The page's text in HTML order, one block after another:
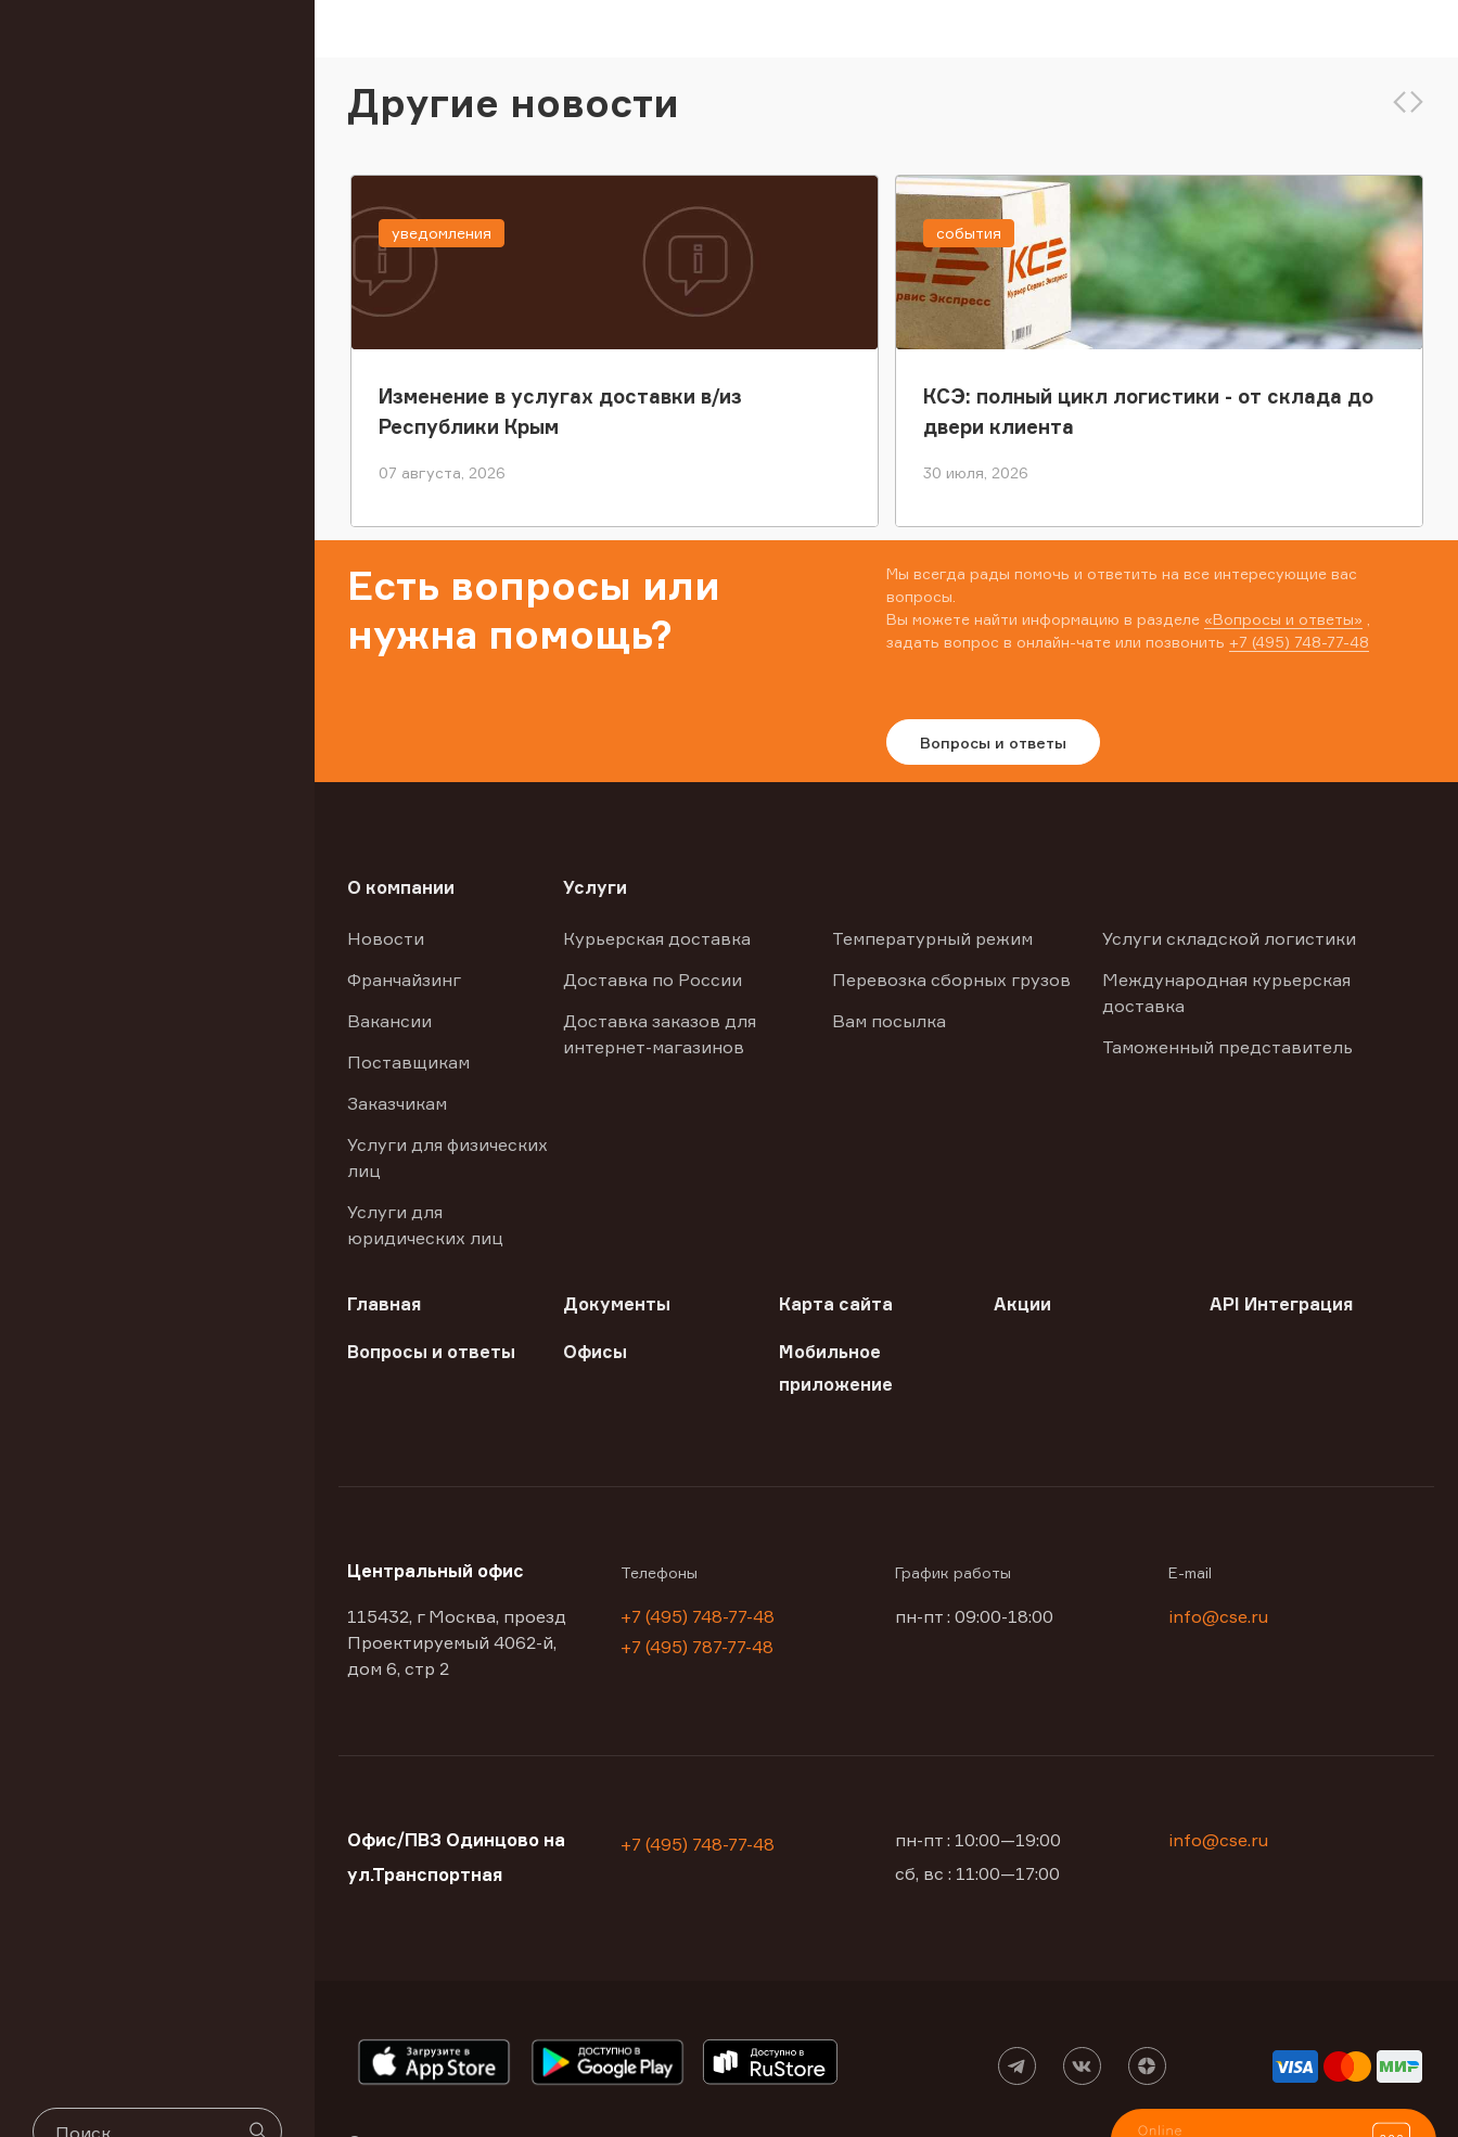
Другие новости
Изменение в услугах доставки в/из
Республики Крым
07 августа, 2026
уведомления
КСЭ: полный цикл логистики - от склада до
двери клиента
30 июля, 2026
события
Есть вопросы или
нужна помощь?
Мы всегда рады помочь и ответить на все интересующие вас
вопросы.
Вы можете найти информацию в разделе «Вопросы и ответы»
задать вопрос в онлайн-чате или позвонить +7 (495) 748-77-48
Вопросы и ответы
О компании
Новости
Франчайзинг
Вакансии
Поставщикам
Заказчикам
Услуги для физических
лиц
Услуги для
юридических лиц
Услуги
Курьерская доставка
Доставка по России
Доставка заказов для
интернет-магазинов
Температурный режим
Перевозка сборных грузов
Вам посылка
Услуги складской логистики
Международная курьерская
доставка
Таможенный представитель
Главная Документы Карта сайта Акции API Интеграция
Вопросы и ответы Офисы
Мобильное
приложение
Центральный офис
115432, г Москва, проезд
Проектируемый 4062-й,
дом 6, стр 2
Телефоны
+7 (495) 748-77-48
+7 (495) 787-77-48
График работы
пн-пт : 09:00-18:00
E-mail
info@cse.ru
Офис/ПВЗ Одинцово на
ул.Транспортная
+7 (495) 748-77-48
пн-пт : 10:00—19:00
сб, вс : 11:00—17:00
info@cse.ru